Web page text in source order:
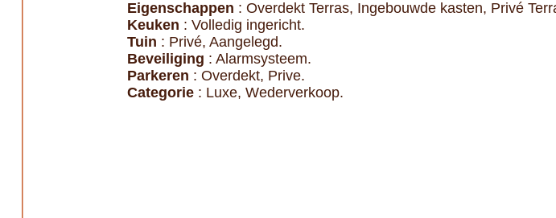
Eigenschappen : Overdekt Terras, Ingebouwde kasten, Privé
Keuken : Volledig ingericht.
Tuin : Privé, Aangelegd.
Beveiliging : Alarmsysteem.
Parkeren : Overdekt, Prive.
Categorie: Luxe, Wederverkoop.